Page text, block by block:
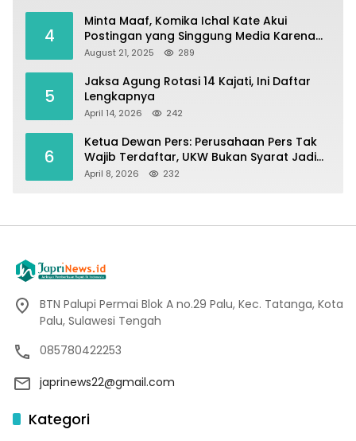
4
Minta Maaf, Komika Ichal Kate Akui
Postingan yang Singgung Media Karena
Emosi
August 21, 2025 289
5
Jaksa Agung Rotasi 14 Kajati, Ini Daftar
Lengkapnya
April 14, 2026 242
6
Ketua Dewan Pers: Perusahaan Pers Tak
Wajib Terdaftar, UKW Bukan Syarat Jadi
Wartawan
April 8, 2026 232
BTN Palupi Permai Blok A no.29 Palu, Kec. Tatanga, Kota
Palu, Sulawesi Tengah
085780422253
japrinews22@gmail.com
Kategori